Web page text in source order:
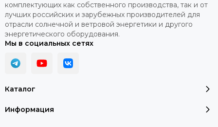
Каталог
Информация
комплектующих как собственного производства, так и от
лучших российских и зарубежных производителей для
отрасли солнечной и ветровой энергетики и другого
энергетического оборудования.
Мы в социальных сетях